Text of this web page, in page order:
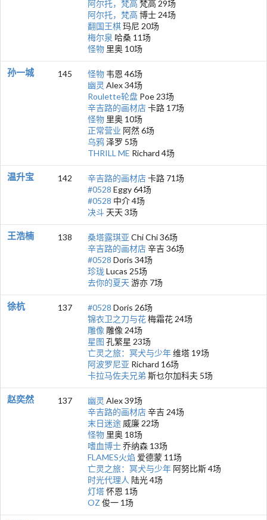
阿尔托，梵高 梵高 29场
阿尔托，梵高 博士 24场
翻国王棋玛尼 20场
梅尔泉 哈桑 11场
怪物 里奥 10场
孙一城 145 怪物 韦恩 46场
幽灵 Alex 34场
Roulette轮盘 Poe 23场
辛吉路的画材店卡路 17场
怪物 里奥 10场
正常营业 阿然 6场
乌鸦泽罗 5场
THRILL ME Richard 4场
温升宝 142 辛吉路的画材店卡路 71场
#0528 Eggy 64场
#0528 中介 4场
决斗 天天 3场
王浩楠 138 桑塔露琪亚 Chi Chi 36场
辛吉路的画材店辛吉 36场
#0528 Doris 34场
珍珑Lucas 25场
去你的夏天 游亦 7场
徐杭 137 #0528 Doris 26场
锦衣卫之刀与花梅霜花 24场
雕像 雕像 24场
星图 孔繁星 23场
亡灵之旅：冥犬与少年维塔 19场
阿波罗尼亚 Richard 16场
卡拉马佐夫兄弟 斯乜尔加科夫 5场
赵奕然 137 幽灵 Alex 39场
辛吉路的画材店辛吉 24场
末日迷途 威廉 22场
怪物 里奥 18场
嗜血博士乔纳森 13场
FLAMES火焰 爱德蒙 11场
亡灵之旅：冥犬与少年 阿努比斯 4场
时光代理人 陆光 4场
灯塔怀恩 1场
OZ 俊一 1场